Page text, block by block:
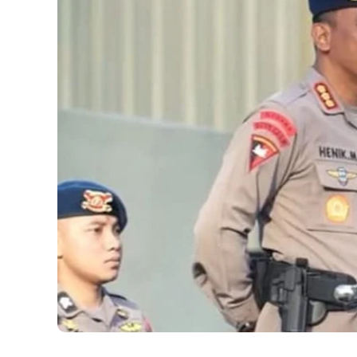
Dansat Brimob
Pendemo, Ungkap
Arahan Prabowo
Kasus Affan
30 AGUSTUS 2025